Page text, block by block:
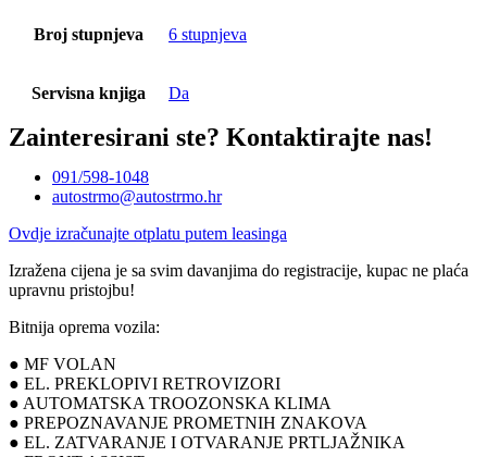
Broj stupnjeva 6 stupnjeva
Servisna knjiga Da
Zainteresirani ste? Kontaktirajte nas!
091/598-1048
autostrmo@autostrmo.hr
Ovdje izračunajte otplatu putem leasinga
Izražena cijena je sa svim davanjima do registracije, kupac ne plaća
upravnu pristojbu!
Bitnija oprema vozila:
● MF VOLAN
● EL. PREKLOPIVI RETROVIZORI
● AUTOMATSKA TROOZONSKA KLIMA
● PREPOZNAVANJE PROMETNIH ZNAKOVA
● EL. ZATVARANJE I OTVARANJE PRTLJAŽNIKA